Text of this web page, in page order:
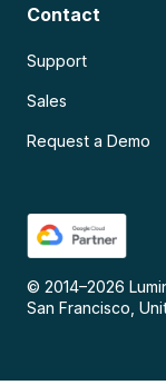
Contact
Support
Sales
Request a Demo
© 2014–2026
San Francisco,